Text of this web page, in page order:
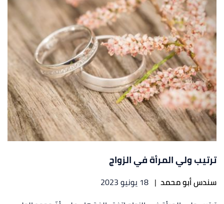
ترتيب ولي المرأة في الزواج
سندس أبو محمد | 18 يونيو 2023